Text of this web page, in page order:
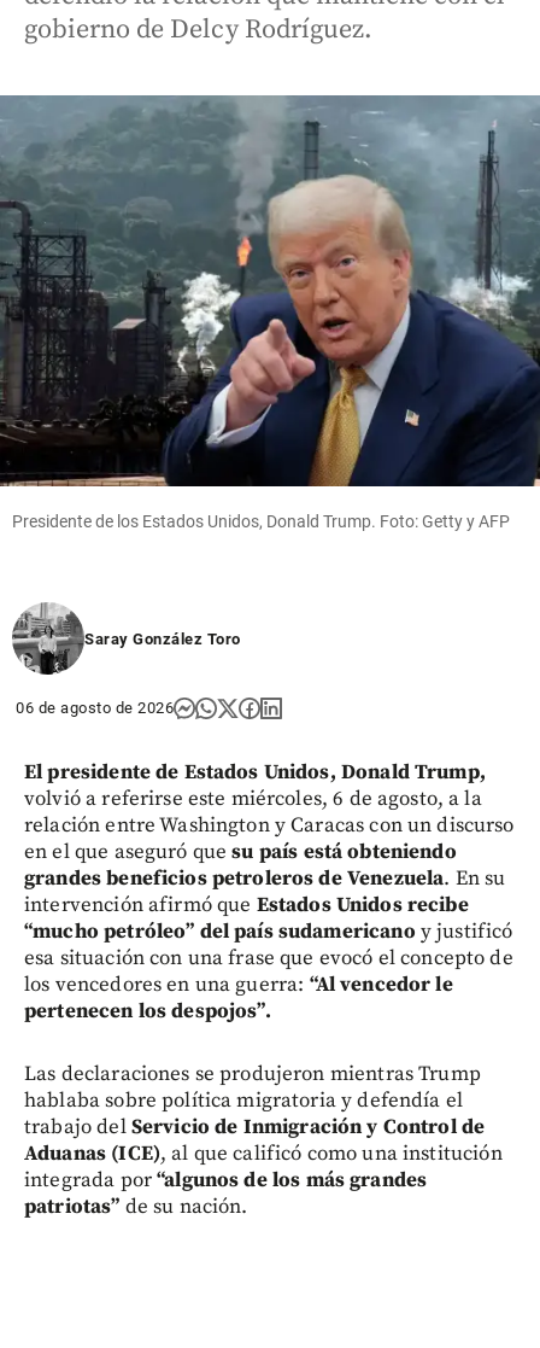
gobierno de Delcy Rodríguez.
Presidente de los Estados Unidos, Donald Trump. Foto: Getty y AFP
Saray González Toro
06 de agosto de 2026
El presidente de Estados Unidos, Donald Trump,
volvió a referirse este miércoles, 6 de agosto, a la
relación entre Washington y Caracas con un discurso
en el que aseguró quesu país está obteniendo
grandes beneficios petroleros de Venezuela. En su
intervención afirmó que Estados Unidos recibe
“mucho petróleo” del país sudamericano y justificó
esa situación con una frase que evocó el concepto de
los vencedores en una guerra: “Al vencedor le
pertenecen los despojos”.
Las declaraciones se produjeron mientras Trump
hablaba sobre política migratoria y defendía el
trabajo delServicio de Inmigración y Control de
Aduanas (ICE), al que calificó como una institución
integrada por“algunos de los más grandes
patriotas” de su nación.